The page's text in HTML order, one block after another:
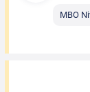
MBO